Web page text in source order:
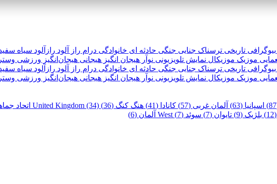
بیوگرافی تاریخی ترسناک جنایی جنگی حادثه ای خانوادگی درام راز آلود رازآلود سیاه
موزیک موزیکال نمایش تلویزیونی نوآر هیجان انگیز هیجانی هیجان‌انگیز ورزشی
بیوگرافی تاریخی ترسناک جنایی جنگی حادثه ای خانوادگی درام راز آلود رازآلود سیاه
موزیک موزیکال نمایش تلویزیونی نوآر هیجان انگیز هیجانی هیجان‌انگیز ورزشی
اسپانیا (63) آلمان غربی (57) کانادا (41) هنگ کنگ (36) United Kingdom (34) اتحاد
بلژیک (9) تایوان (7) سوئد (7)
West آلمان (6)